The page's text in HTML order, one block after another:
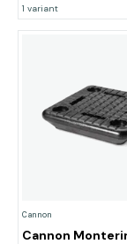
1 variant
Cannon
Cannon